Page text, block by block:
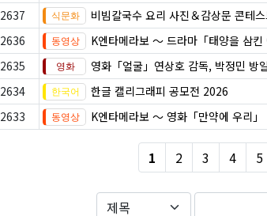
2637
비빔칼국수 요리 사진＆감상문 콘테
2636
K엔타메라보 ～ 드라마「태양을 삼킨
2635
영화「얼굴」연상호 감독, 박정민 방
2634
한글 캘리그래피 공모전 2026
2633
K엔타메라보 ～ 영화「만약에 우리」
1 2 3 4 5